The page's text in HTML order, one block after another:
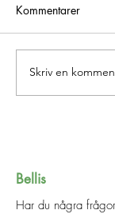
Att
Kommentarer
Skriv en
Bellis
Har du några